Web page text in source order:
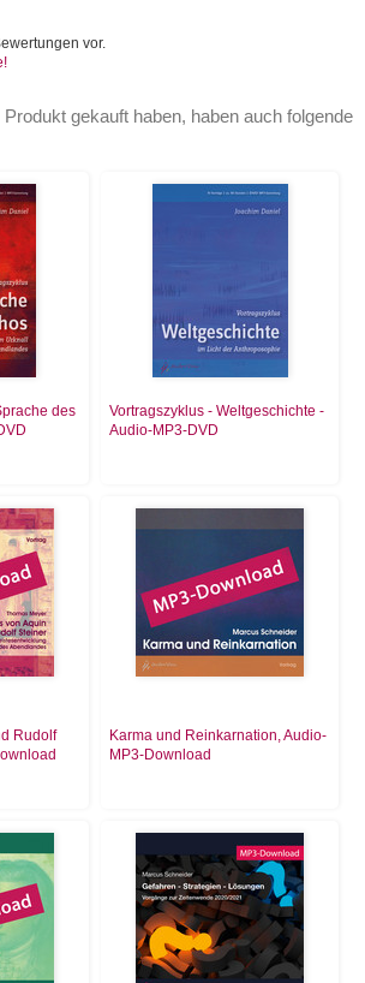
vor.
gekauft haben, haben auch folgende
des
Vortragszyklus - Weltgeschichte -
Audio-MP3-DVD
Rudolf
Karma und Reinkarnation, Audio-
MP3-Download